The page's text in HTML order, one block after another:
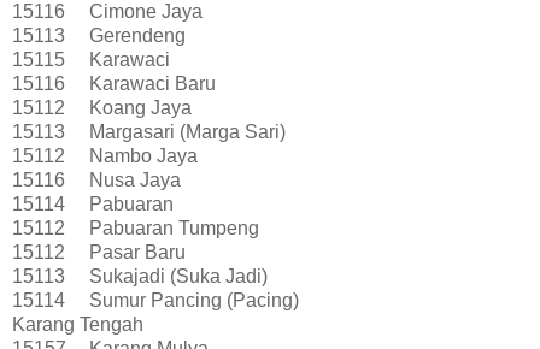
15116
Cimone Jaya
15113
Gerendeng
15115
Karawaci
15116
Karawaci Baru
15112
Koang Jaya
15113
Margasari (Marga Sari)
15112
Nambo Jaya
15116
Nusa Jaya
15114
Pabuaran
15112
Pabuaran Tumpeng
15112
Pasar Baru
15113
Sukajadi (Suka Jadi)
15114
Sumur Pancing (Pacing)
Karang Tengah